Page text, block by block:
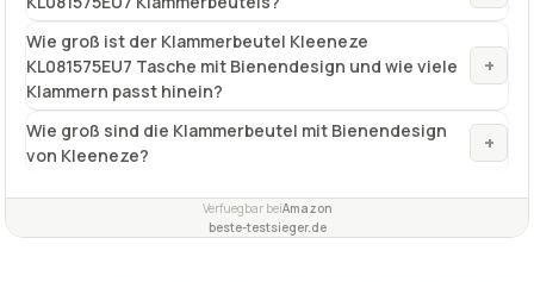
Wie groß ist der Klammerbeutel Kleeneze
KL081575EU7 Tasche mit Bienendesign und wie viele
Klammern passt hinein?
+
Wie groß sind die Klammerbeutel mit Bienendesign
von Kleeneze?
+
Verfuegbar beiAmazon
beste-testsieger.de